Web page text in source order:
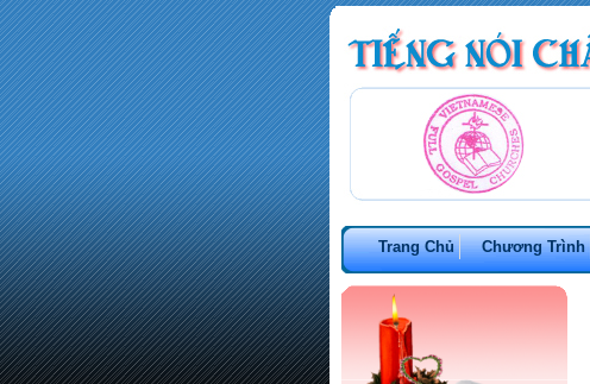
Trang Chủ Chương Trình